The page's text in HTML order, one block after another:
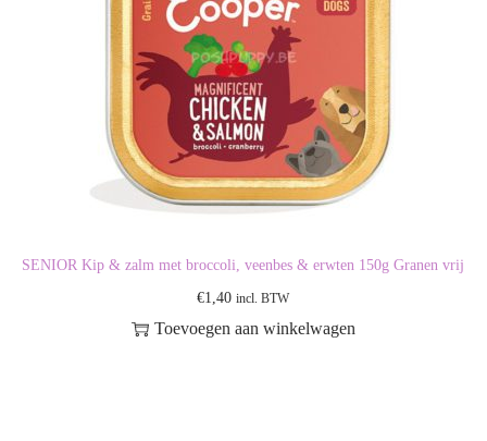
SENIOR Kip & zalm met broccoli, veenbes & erwten 150g Granen vrij
€1,40 incl. BTW
Toevoegen aan winkelwagen